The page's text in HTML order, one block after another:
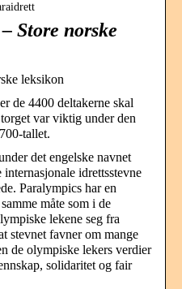
Store norske
leksikon
de 4400 deltakerne skal
var viktig under den
tallet.
det engelske navnet
idrettsstevne
Paralympics har en
måte som i de
lekene seg fra
stevnet favner om mange
de olympiske lekers verdier
solidaritet og fair